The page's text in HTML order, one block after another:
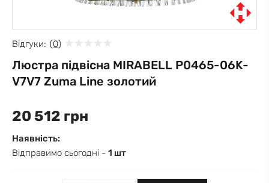
Відгуки: (0)
Люстра підвісна MIRABELL P0465-06K-
V7V7 Zuma Line золотий
20 512 грн
Наявність:
Відправимо сьогодні - 1 шт